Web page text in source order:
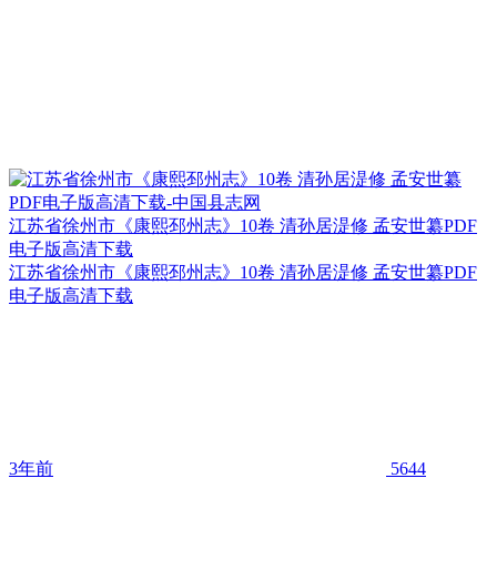
江苏省徐州市《康熙邳州志》10卷 清孙居湜修 孟安世纂PDF
电子版高清下载
江苏省徐州市《康熙邳州志》10卷 清孙居湜修 孟安世纂PDF
电子版高清下载
3年前 5644